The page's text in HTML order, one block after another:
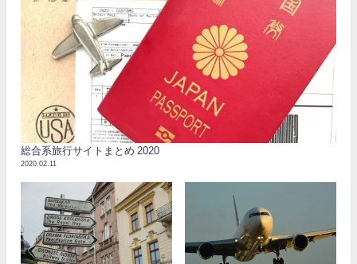
総合系旅行サイトまとめ 2020
2020.02.11